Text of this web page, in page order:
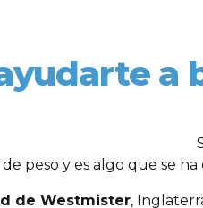
a
peso y es algo que se
de Westmister,